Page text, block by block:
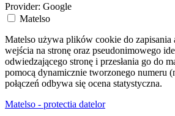
Provider: Google
Matelso
Matelso używa plików cookie do zapisania
wejścia na stronę oraz pseudonimowego
odwiedzającego stronę i przesłania go do
pomocą dynamicznie tworzonego numeru
połączeń odbywa się ocena statystyczna.
Matelso - protectia datelor